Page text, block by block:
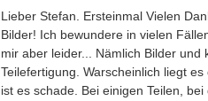
Lieber Stefan. Ersteinmal Vielen
Bilder! Ich bewundere in vielen
mir aber leider... Nämlich Bilder
Teilefertigung. Warscheinlich liegt
ist es schade. Bei einigen Teilen,